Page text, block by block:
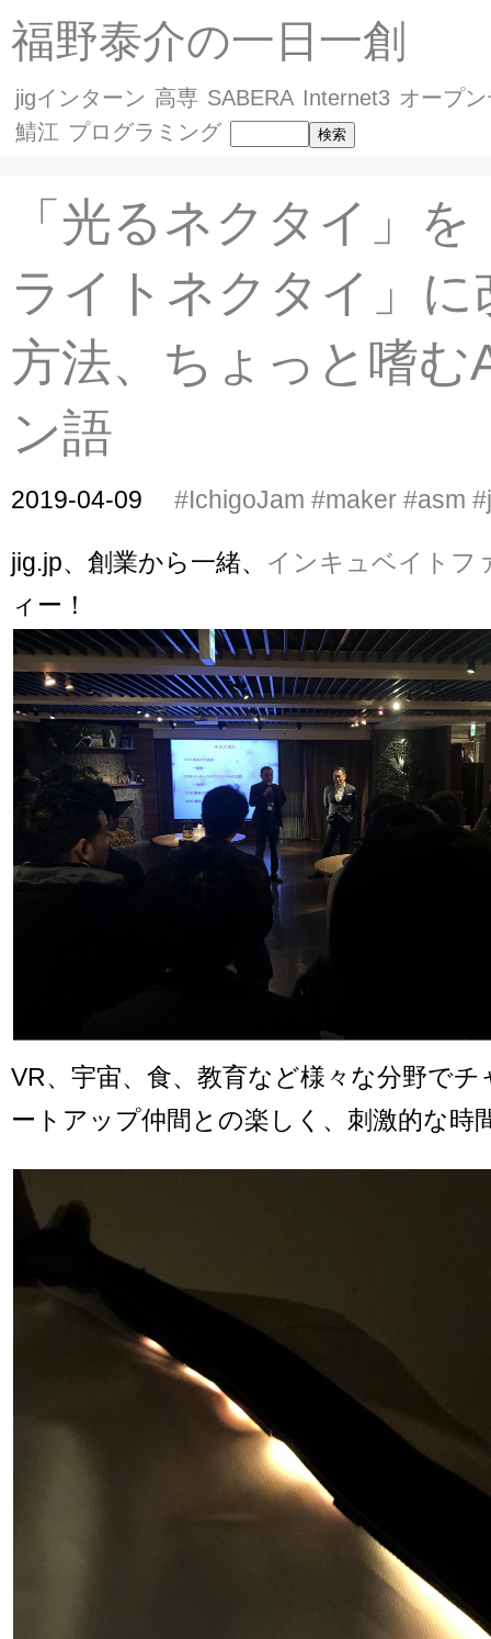
福野泰介の一日一創
jigインターン 高専 SABERA Internet3 オープ
鯖江 プログラミング
「光るネクタイ」
ライトネクタイ」に
方法、ちょっと嗜む
ン語
2019-04-09 #IchigoJam #maker #asm
jig.jp、創業から一緒、 インキュベイトフ
ィー！
VR、宇宙、食、教育など様々な分野で
ートアップ仲間との楽しく、刺激的な時